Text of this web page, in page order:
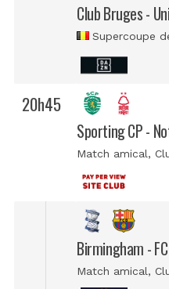
Club Bruges -
Supercoupe
20h45
Sporting CP -
Match amical,
Birmingham -
Match amical,